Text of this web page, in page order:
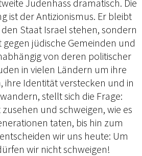
Judenhass dramatisch. Die
ist der Antizionismus. Er bleibt
Staat Israel stehen, sondern
jüdische Gemeinden und
von deren politischer
in vielen Ländern um ihre
ihre Identität verstecken und in
stellt sich die Frage:
und schweigen, wie es
taten, bis hin zum
wir uns heute: Um
wir nicht schweigen!